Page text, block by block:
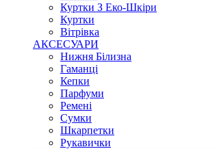
Куртки З Еко-Шкіри
Куртки
Вітрівка
АКСЕСУАРИ
Нижня Білизна
Гаманці
Кепки
Парфуми
Ремені
Сумки
Шкарпетки
Рукавички